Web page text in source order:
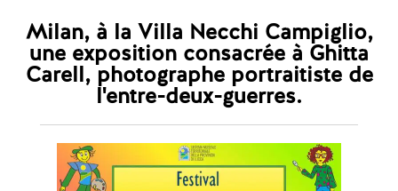
Milan, à la Villa Necchi Campiglio,
une exposition consacrée à Ghitta
Carell, photographe portraitiste de
l'entre-deux-guerres.